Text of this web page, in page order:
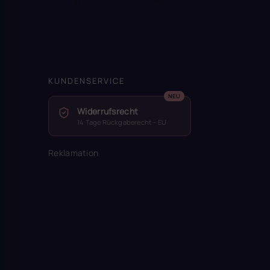
KUNDENSERVICE
Widerrufsrecht
14 Tage Rückgaberecht – EU
Reklamation